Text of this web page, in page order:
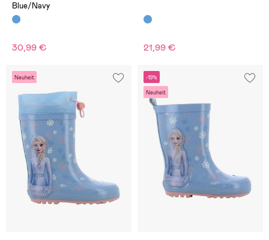
Blue/Navy
30,99 € 21,99 €
Neuheit -19%
Neuheit